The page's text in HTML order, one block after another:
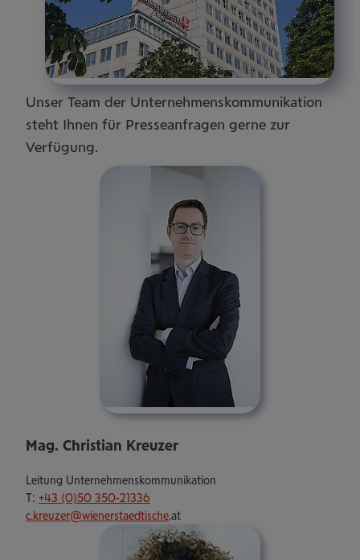
Unser Team der Unternehmenskommunikation
steht Ihnen für Presseanfragen gerne zur
Verfügung.
Mag. Christian Kreuzer
Leitung Unternehmenskommunikation
T: +43 (0)50 350-21336
c.kreuzer@wienerstaedtische.at